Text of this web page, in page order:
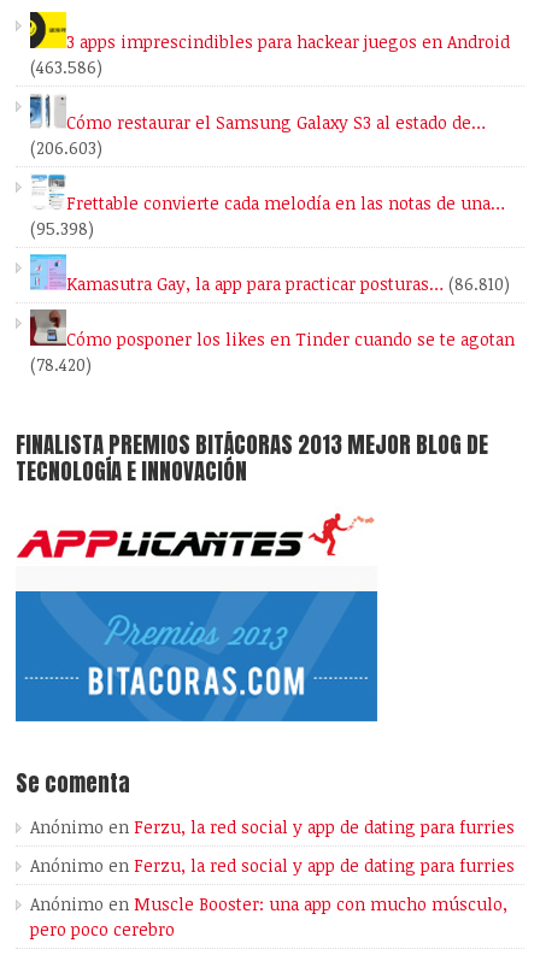
3 apps imprescindibles para hackear juegos en Android
(463.586)
Cómo restaurar el Samsung Galaxy S3 al estado de…
(206.603)
Frettable convierte cada melodía en las notas de una…
(95.398)
Kamasutra Gay, la app para practicar posturas… (86.810)
Cómo posponer los likes en Tinder cuando se te agotan
(78.420)
FINALISTA PREMIOS BITÁCORAS 2013 MEJOR BLOG DE
TECNOLOGÍA E INNOVACIÓN
Se comenta
Anónimo enFerzu, la red social y app de dating para furries
Anónimo enFerzu, la red social y app de dating para furries
Anónimo enMuscle Booster: una app con mucho músculo,
pero poco cerebro